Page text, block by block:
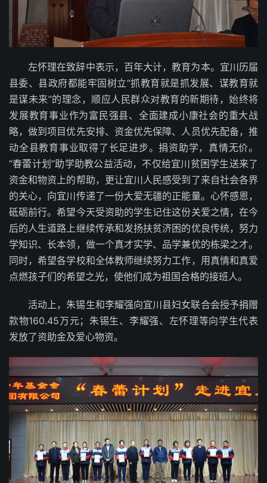
左怀理在致辞中表示，百年大计，教育为本。宜川历届
县委、县政府都能牢固树立“抓教育就是抓发展、谋教育就
是谋未来”的理念，顺应人民群众对教育的新期待，始终将
发展教育事业作为富民强县、全面建成小康社会的重大战
略，做到项目优先安排、资金优先保障、人员优先配备，推
动全县教育事业取得了长足进步。捐资助学，真情无价。
“春蕾计划”助学助教公益活动，不仅给宜川贫困学生送来了
资金和物资上的帮助，更让宜川人民感受到了来自社会各界
的关心，向宜川传递了一份大爱无疆的正能量。心怀感恩，
砥砺前行。希望今天受资助的学生记住这份关爱之情，在今
后的人生道路上继续传承和发扬扶贫济困的优良传统，努力
学知识、长本领，做一个真才实学、品学兼优的栋梁之才。
同时，希望各学校和全体教师继续努力工作，用真情和真爱
点燃孩子们的希望之光，使他们成为祖国合格的接班人。
活动上，朱锡生和李耀强向宜川县妇女联合会授予捐赠
款物160.45万元；朱锡生、李耀强、左怀理等向学生代表
发放了资助金及爱心物资。